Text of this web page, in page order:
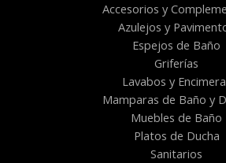
Accesorios y
Azulejos y
Espejos de Baño
Griferías
Lavabos y
Mamparas de Baño y
Muebles de Baño
Platos de Ducha
Sanitarios